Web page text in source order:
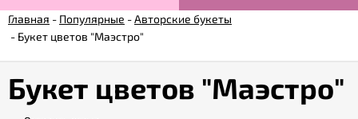
Возврат
Гарантии
Главная - Популярные -Авторские букеты
- Букет цветов "Маэстро"
Букет цветов "Маэстро"